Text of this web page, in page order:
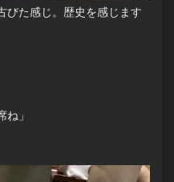
びた感じ。歴史を感じます
ね」